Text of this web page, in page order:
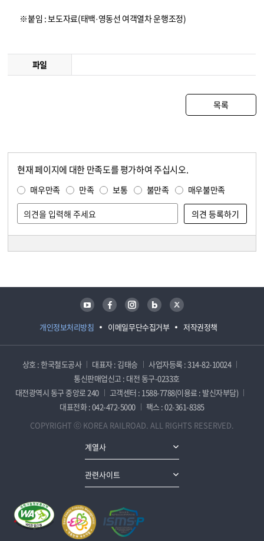
※붙임 : 보도자료(태백·영동선 여객열차 운행조정)
파일
목록
현재 페이지에 대한 만족도를 평가하여 주십시오.
매우만족 만족 보통 불만족 매우불만족
개인정보처리방침 이메일무단수집거부 저작권정책
유튜브 페이스북 인스타그램 블로그 트위터
상호 : 한국철도공사 대표자 : 김태승
사업자등록 : 314-82-10024
통신판매업신고 : 대전 동구-0233호
대전광역시 동구 중앙로 240
고객센터 : 1588-7788(이용료 : 발신자부담)
대표전화 : 042-472-5000
팩스 : 02-361-8385
COPYRIGHT ⓒ KOREA RAILROAD. ALL RIGHTS RESERVED.
계열사
관련사이트